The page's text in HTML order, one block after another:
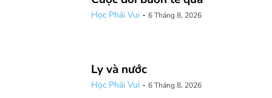
Học Phải Vui - 6 Tháng 8, 2026
Ly và nước
Học Phải Vui - 6 Tháng 8, 2026